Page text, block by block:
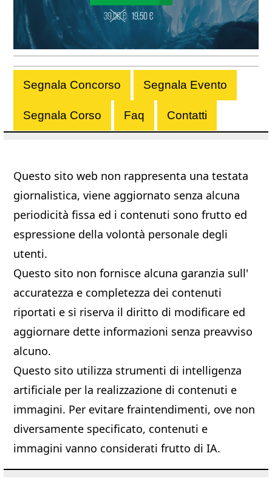
Segnala Concorso Segnala Evento
Segnala Corso Faq Contatti
Questo sito web non rappresenta una testata
giornalistica, viene aggiornato senza alcuna
periodicità fissa ed i contenuti sono frutto ed
espressione della volontà personale degli
utenti.
Questo sito non fornisce alcuna garanzia sull'
accuratezza e completezza dei contenuti
riportati e si riserva il diritto di modificare ed
aggiornare dette informazioni senza preavviso
alcuno.
Questo sito utilizza strumenti di intelligenza
artificiale per la realizzazione di contenuti e
immagini. Per evitare fraintendimenti, ove non
diversamente specificato, contenuti e
immagini vanno considerati frutto di IA.